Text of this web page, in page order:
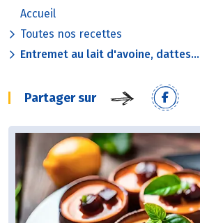
Accueil
Toutes nos recettes
Entremet au lait d'avoine, dattes...
Partager sur